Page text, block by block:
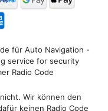
für Auto Navigation -
service for security
Radio Code
Wir können den
keinen Radio Code